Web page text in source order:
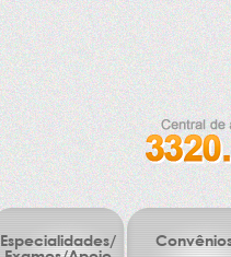
Especialidades/